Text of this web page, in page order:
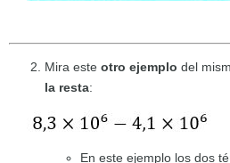
Mira este otro ejemplo del
la resta:
En este ejemplo los dos